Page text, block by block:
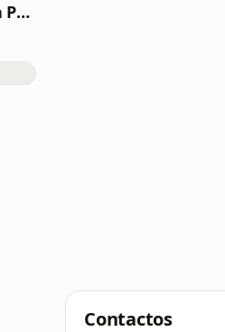
Radio Popular (La Popu)
Contactos